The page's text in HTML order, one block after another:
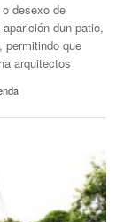
desexo de
dun patio,
permitindo que
arquitectos